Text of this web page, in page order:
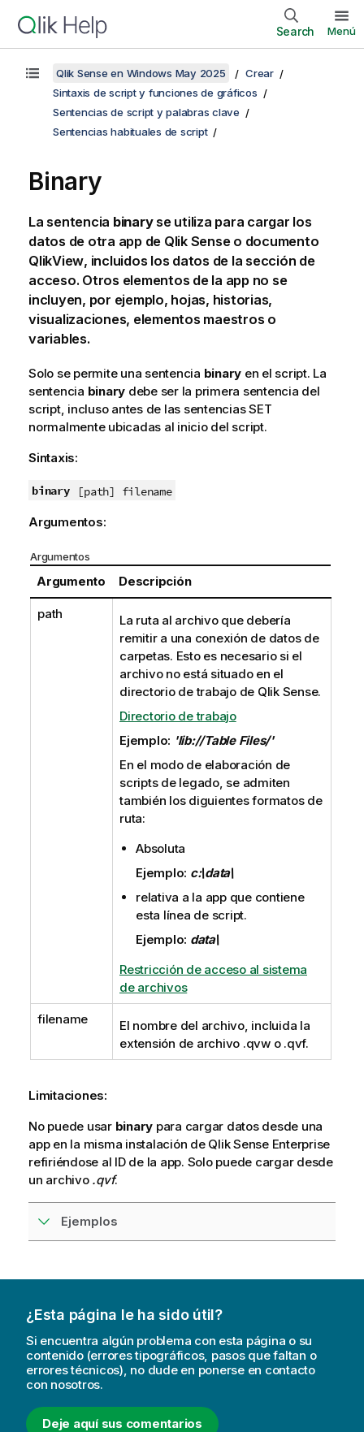
Search Menú
Qlik Sense en Windows May 2025
Crear
Sintaxis de script y funciones de gráficos
Sentencias de script y palabras clave
Sentencias habituales de script
Binary
La sentencia binaryse utiliza para cargar los
datos de otra app de Qlik Senseo documento
QlikView, incluidos los datos de la sección de
acceso. Otros elementos de la app no se
incluyen, por ejemplo, hojas, historias,
visualizaciones, elementos maestros o
variables.
Solo se permite una sentencia binary en el script. La
sentencia binary debe ser la primera sentencia del
script, incluso antes de las sentencias SET
normalmente ubicadas al inicio del script.
Sintaxis:
binary [path] filename
Argumentos:
Argumentos
Argumento Descripción
path
La ruta al archivo que debería
remitir a una conexión de datos de
carpetas. Esto es necesario si el
archivo no está situado en el
directorio de trabajo de Qlik Sense.
Directorio de trabajo
Ejemplo: 'lib://Table Files/'
En el modo de elaboración de
scripts de legado, se admiten
también los diguientes formatos de
ruta:
Absoluta
Ejemplo: c:\data\
relativa a la app que contiene
esta línea de script.
Ejemplo: data\
Restricción de acceso al sistema
de archivos
filename
El nombre del archivo, incluida la
extensión de archivo .qvwo .qvf.
Limitaciones:
No puede usar binary para cargar datos desde una
app en la misma instalación de Qlik Sense Enterprise
refiriéndose al ID de la app. Solo puede cargar desde
un archivo .qvf.
Ejemplos
¿Esta página le ha sido útil?
Si encuentra algún problema con esta página o su
contenido (errores tipográficos, pasos que faltan o
errores técnicos), no dude en ponerse en contacto
con nosotros.
Deje aquí sus comentarios